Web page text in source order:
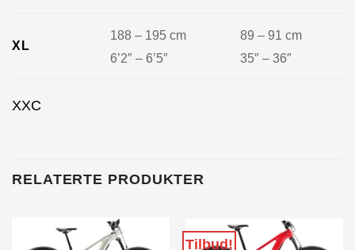
XL
188 – 195 cm
6’2″ – 6’5″
89 – 91 cm
35″ – 36″
XXC
RELATERTE PRODUKTER
Tilbud!